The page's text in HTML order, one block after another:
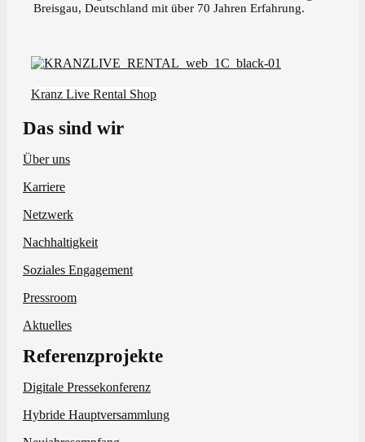
Breisgau, Deutschland mit über 70 Jahren Erfahrung.
Kranz Live Rental Shop
Das sind wir
Über uns
Karriere
Netzwerk
Nachhaltigkeit
Soziales Engagement
Pressroom
Aktuelles
Referenzprojekte
Digitale Pressekonferenz
Hybride Hauptversammlung